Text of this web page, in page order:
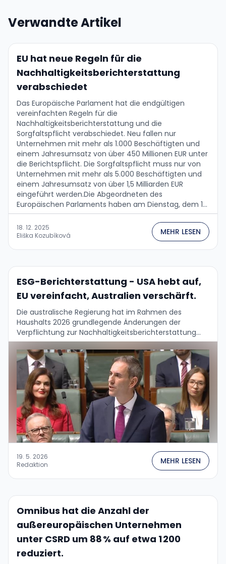
Verwandte Artikel
EU hat neue Regeln für die
Nachhaltigkeitsberichterstattung
verabschiedet
Das Europäische Parlament hat die endgültigen
vereinfachten Regeln für die
Nachhaltigkeitsberichterstattung und die
Sorgfaltspflicht verabschiedet. Neu fallen nur
Unternehmen mit mehr als 1.000 Beschäftigten und
einem Jahresumsatz von über 450 Millionen EUR unter
die Berichtspflicht. Die Sorgfaltspflicht muss nur von
Unternehmen mit mehr als 5.000 Beschäftigten und
einem Jahresumsatz von über 1,5 Milliarden EUR
eingeführt werden.Die Abgeordneten des
Europäischen Parlaments haben am Dienstag, dem 16.
Dezember 2025, die endgültige Anpassung der
Anforderungen zur Umsetzung der
Nachhaltigkeitsprinzipien im Geschäftsleben von
Omnibus‑I‑Pakets an, mit dem die Europäische
Kommission im Februar …
18. 12. 2025
Eliška Kozubíková
MEHR LESEN
ESG-Berichterstattung - USA hebt auf,
EU vereinfacht, Australien verschärft.
Die australische Regierung hat im Rahmen des
Haushalts 2026 grundlegende Änderungen der
Verpflichtung zur Nachhaltigkeitsberichterstattung
vorgeschlagen. Die Umsatzschwelle für kleine
Unternehmen wird von A$50 M auf A$100 M
verdoppelt, die …
19. 5. 2026
Redaktion
MEHR LESEN
Omnibus hat die Anzahl der
außereuropäischen Unternehmen
unter CSRD um 88 % auf etwa 1 200
reduziert.